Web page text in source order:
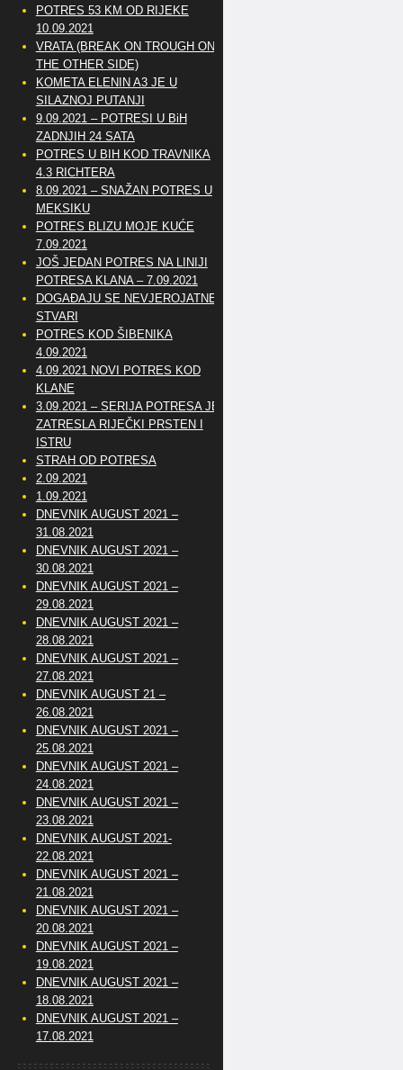
POTRES 53 KM OD RIJEKE
10.09.2021
VRATA (BREAK ON TROUGH ON
THE OTHER SIDE)
KOMETA ELENIN A3 JE U
SILAZNOJ PUTANJI
9.09.2021 – POTRESI U BiH
ZADNJIH 24 SATA
POTRES U BIH KOD TRAVNIKA
4.3 RICHTERA
8.09.2021 – SNAŽAN POTRES U
MEKSIKU
POTRES BLIZU MOJE KUĆE
7.09.2021
JOŠ JEDAN POTRES NA LINIJI
POTRESA KLANA – 7.09.2021
DOGAĐAJU SE NEVJEROJATNE
STVARI
POTRES KOD ŠIBENIKA
4.09.2021
4.09.2021 NOVI POTRES KOD
KLANE
3.09.2021 – SERIJA POTRESA JE
ZATRESLA RIJEČKI PRSTEN I
ISTRU
STRAH OD POTRESA
2.09.2021
1.09.2021
DNEVNIK AUGUST 2021 –
31.08.2021
DNEVNIK AUGUST 2021 –
30.08.2021
DNEVNIK AUGUST 2021 –
29.08.2021
DNEVNIK AUGUST 2021 –
28.08.2021
DNEVNIK AUGUST 2021 –
27.08.2021
DNEVNIK AUGUST 21 –
26.08.2021
DNEVNIK AUGUST 2021 –
25.08.2021
DNEVNIK AUGUST 2021 –
24.08.2021
DNEVNIK AUGUST 2021 –
23.08.2021
DNEVNIK AUGUST 2021-
22.08.2021
DNEVNIK AUGUST 2021 –
21.08.2021
DNEVNIK AUGUST 2021 –
20.08.2021
DNEVNIK AUGUST 2021 –
19.08.2021
DNEVNIK AUGUST 2021 –
18.08.2021
DNEVNIK AUGUST 2021 –
17.08.2021